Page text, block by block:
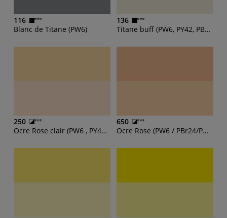
116
Blanc de Titane (PW6)
136
Titane buff (PW6, PY42, PBk7)
250
Ocre Rose clair (PW6 , PY42 , PR112)
650
Ocre Rose (PW6 / PBr24/PO73)